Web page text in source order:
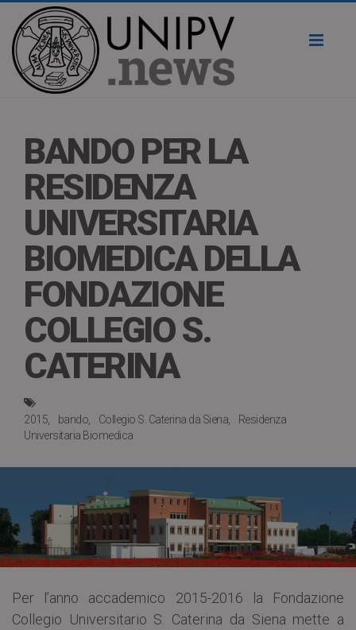
BANDO PER LA
RESIDENZA
UNIVERSITARIA
BIOMEDICA DELLA
FONDAZIONE
COLLEGIO S.
CATERINA
2015 bando Collegio S. Caterina da Siena
Residenza
Universitaria Biomedica
Per l’anno accademico 2015-2016 la Fondazione
Collegio Universitario S. Caterina da Siena mette a